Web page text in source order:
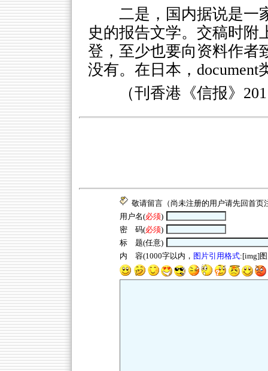
二是，国内据说是一
史的报告文学。交稿时附
登，至少也要向资料作者
没有。在日本，
（刊香港《信报》
敬请留言（尚未注册的用户请先回首页
用户名(必须)
密 码(必须)
标 题(任意)
内 容(1000字以内， 图片引用格式:[img]